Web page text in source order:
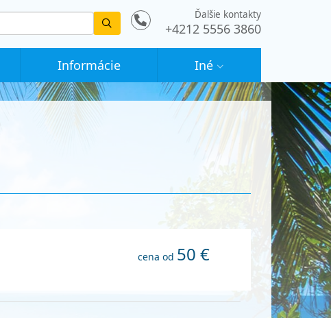
Vyhledat
Ďalšie kontakty
+4212 5556 3860
Informácie Iné
cena od 50 €